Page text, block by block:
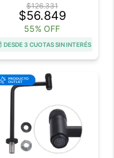
$126.331
$56.849
55% OFF
DESDE 3 CUOTAS SIN INTERÉS